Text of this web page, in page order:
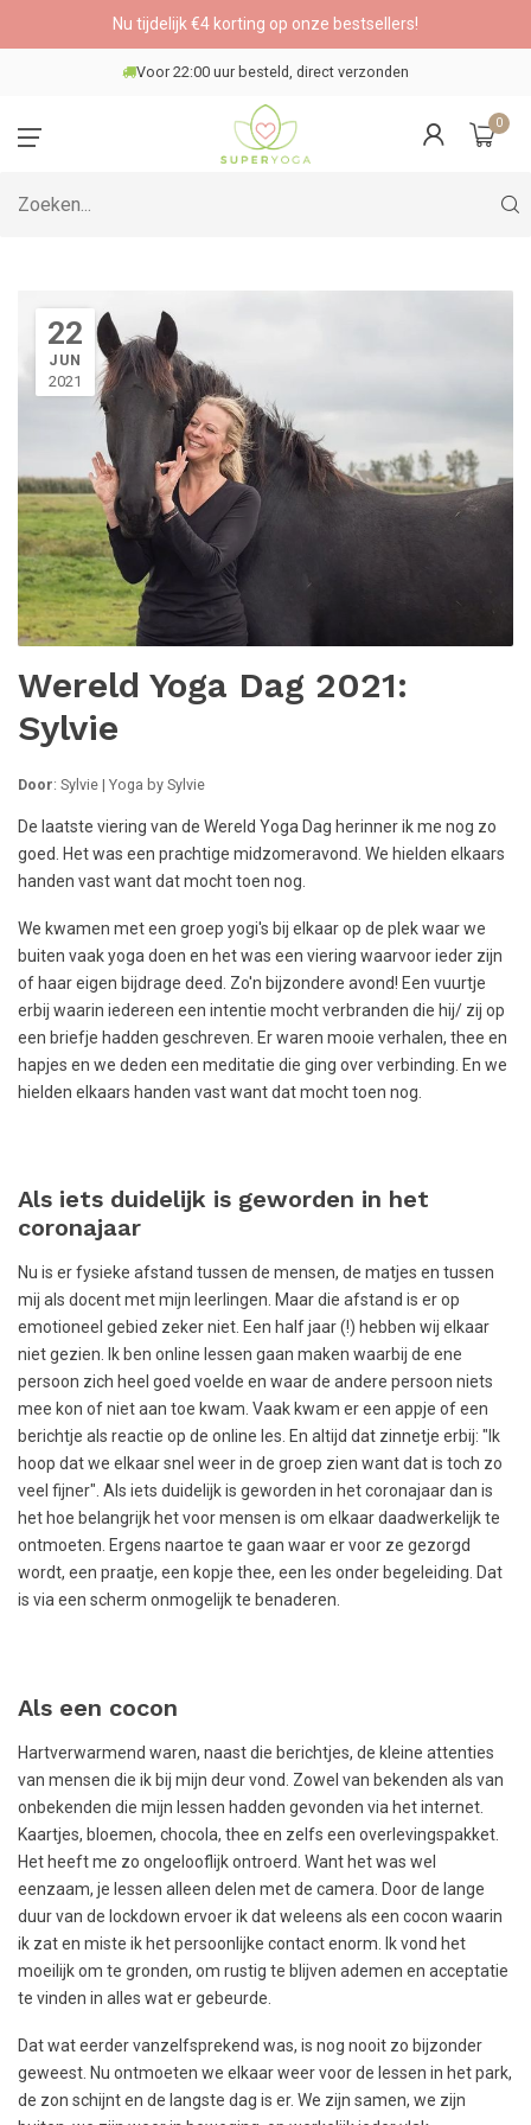
Nu tijdelijk €4 korting op onze bestsellers!
Voor 22:00 uur besteld, direct verzonden
0
22
JUN
2021
Wereld Yoga Dag 2021:
Sylvie
Door: Sylvie | Yoga by Sylvie
De laatste viering van de Wereld Yoga Dag herinner ik me nog zo
goed. Het was een prachtige midzomeravond. We hielden elkaars
handen vast want dat mocht toen nog.
We kwamen met een groep yogi's bij elkaar op de plek waar we
buiten vaak yoga doen en het was een viering waarvoor ieder zijn
of haar eigen bijdrage deed. Zo'n bijzondere avond! Een vuurtje
erbij waarin iedereen een intentie mocht verbranden die hij/ zij op
een briefje hadden geschreven. Er waren mooie verhalen, thee en
hapjes en we deden een meditatie die ging over verbinding. En we
hielden elkaars handen vast want dat mocht toen nog.
Als iets duidelijk is geworden in het
coronajaar
Nu is er fysieke afstand tussen de mensen, de matjes en tussen
mij als docent met mijn leerlingen. Maar die afstand is er op
emotioneel gebied zeker niet. Een half jaar (!) hebben wij elkaar
niet gezien. Ik ben online lessen gaan maken waarbij de ene
persoon zich heel goed voelde en waar de andere persoon niets
mee kon of niet aan toe kwam. Vaak kwam er een appje of een
berichtje als reactie op de online les. En altijd dat zinnetje erbij: "Ik
hoop dat we elkaar snel weer in de groep zien want dat is toch zo
veel fijner". Als iets duidelijk is geworden in het coronajaar dan is
het hoe belangrijk het voor mensen is om elkaar daadwerkelijk te
ontmoeten. Ergens naartoe te gaan waar er voor ze gezorgd
wordt, een praatje, een kopje thee, een les onder begeleiding. Dat
is via een scherm onmogelijk te benaderen.
Als een cocon
Hartverwarmend waren, naast die berichtjes, de kleine attenties
van mensen die ik bij mijn deur vond. Zowel van bekenden als van
onbekenden die mijn lessen hadden gevonden via het internet.
Kaartjes, bloemen, chocola, thee en zelfs een overlevingspakket.
Het heeft me zo ongelooflijk ontroerd. Want het was wel
eenzaam, je lessen alleen delen met de camera. Door de lange
duur van de lockdown ervoer ik dat weleens als een cocon waarin
ik zat en miste ik het persoonlijke contact enorm. Ik vond het
moeilijk om te gronden, om rustig te blijven ademen en acceptatie
te vinden in alles wat er gebeurde.
Dat wat eerder vanzelfsprekend was, is nog nooit zo bijzonder
geweest. Nu ontmoeten we elkaar weer voor de lessen in het park,
de zon schijnt en de langste dag is er. We zijn samen, we zijn